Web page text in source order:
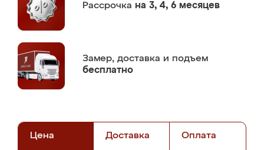
Рассрочка на 3, 4, 6 месяцев
Замер, доставка и подъем
бесплатно
Цена Доставка Оплата